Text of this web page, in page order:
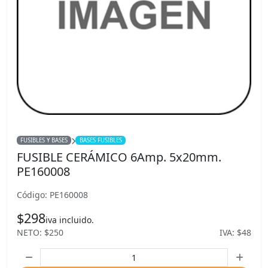
FUSIBLES Y BASES BASES FUSIBLES
FUSIBLE CERÁMICO 6Amp. 5x20mm.
PE160008
Código: PE160008
$298iva incluido.
NETO: $250
IVA: $48